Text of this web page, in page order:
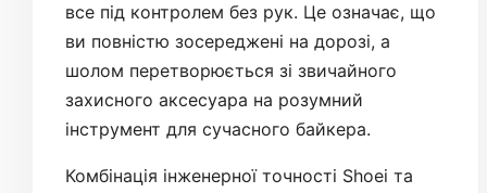
все під контролем без рук. Це означає, що
ви повністю зосереджені на дорозі, а
шолом перетворюється зі звичайного
захисного аксесуара на розумний
інструмент для сучасного байкера.
Комбінація інженерної точності Shoei та